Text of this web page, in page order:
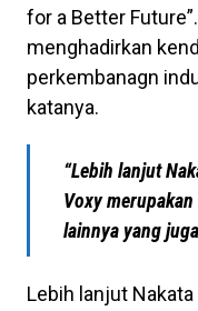
for a Better
menghadirkan
perkembanagn
katanya.
“Lebih lanjut
Voxy
lainnya yang
Lebih lanjut